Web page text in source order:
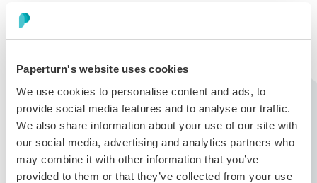
Paperturn's website uses cookies
We use cookies to personalise content and ads, to
provide social media features and to analyse our traffic.
We also share information about your use of our site with
our social media, advertising and analytics partners who
may combine it with other information that you’ve
provided to them or that they’ve collected from your use
Steg 2:
och klicka på ikonen Redigera.
Steg 3:
I sidnavigeringen, välj den tommaintrosidan